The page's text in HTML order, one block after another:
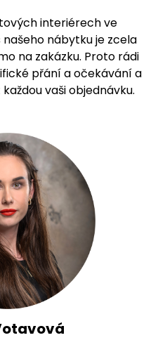
interiérech ve
našeho nábytku je zcela
na zakázku. Proto rádi
přání a očekávání a
vaši objednávku.